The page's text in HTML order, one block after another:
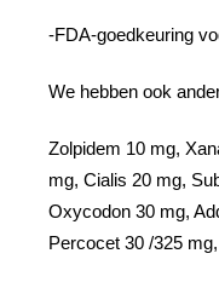
-FDA-goedkeuring
We hebben ook
Zolpidem 10 mg,
mg, Cialis 20 mg,
Oxycodon 30 mg,
Percocet 30 /325